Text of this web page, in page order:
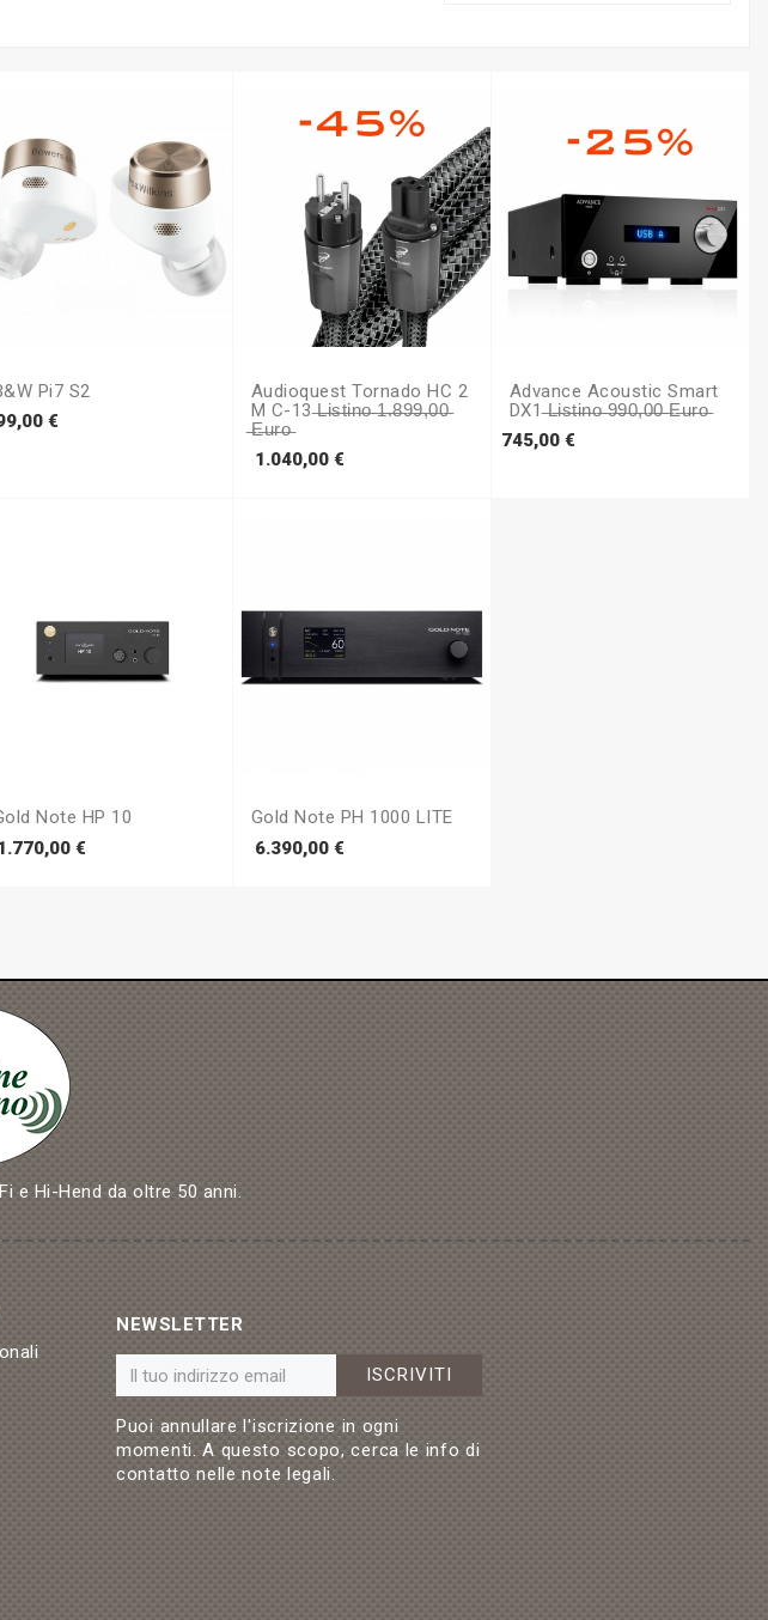
Pi7 S2
€
Audioquest Tornado HC 2
M C-13 ̶l̶i̶s̶t̶i̶n̶o̶ ̶1̶.̶8̶9̶9̶,̶0̶0̶
̶e̶u̶r̶o̶
1.040,00 €
Advance Acoustic Smart
DX1 ̶L̶i̶s̶t̶i̶n̶o̶ ̶9̶9̶0̶,̶0̶0̶ ̶e̶u̶r̶o̶
745,00 €
Note HP 10
€
Gold Note PH 1000 LITE
6.390,00 €
e Hi-Hend da oltre 50 anni.
NEWSLETTER
ISCRIVITI
Puoi annullare l'iscrizione in ogni
momenti. A questo scopo, cerca le info di
contatto nelle note legali.